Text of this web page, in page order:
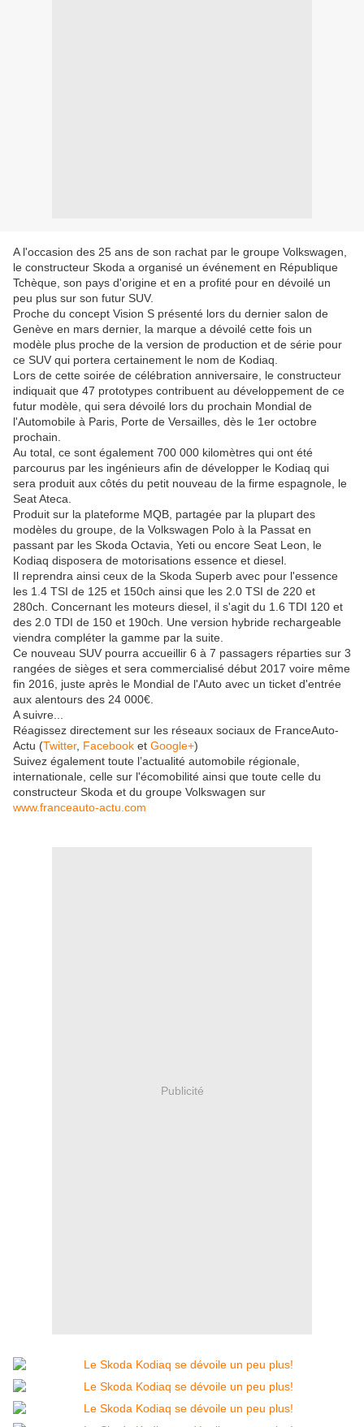
A l'occasion des 25 ans de son rachat par le groupe Volkswagen,
le constructeur Skoda a organisé un événement en République
Tchèque, son pays d'origine et en a profité pour en dévoilé un
peu plus sur son futur SUV.
Proche du concept Vision S présenté lors du dernier salon de
Genève en mars dernier, la marque a dévoilé cette fois un
modèle plus proche de la version de production et de série pour
ce SUV qui portera certainement le nom de Kodiaq.
Lors de cette soirée de célébration anniversaire, le constructeur
indiquait que 47 prototypes contribuent au développement de ce
futur modèle, qui sera dévoilé lors du prochain Mondial de
l'Automobile à Paris, Porte de Versailles, dès le 1er octobre
prochain.
Au total, ce sont également 700 000 kilomètres qui ont été
parcourus par les ingénieurs afin de développer le Kodiaq qui
sera produit aux côtés du petit nouveau de la firme espagnole, le
Seat Ateca.
Produit sur la plateforme MQB, partagée par la plupart des
modèles du groupe, de la Volkswagen Polo à la Passat en
passant par les Skoda Octavia, Yeti ou encore Seat Leon, le
Kodiaq disposera de motorisations essence et diesel.
Il reprendra ainsi ceux de la Skoda Superb avec pour l'essence
les 1.4 TSI de 125 et 150ch ainsi que les 2.0 TSI de 220 et
280ch. Concernant les moteurs diesel, il s'agit du 1.6 TDI 120 et
des 2.0 TDI de 150 et 190ch. Une version hybride rechargeable
viendra compléter la gamme par la suite.
Ce nouveau SUV pourra accueillir 6 à 7 passagers réparties sur 3
rangées de sièges et sera commercialisé début 2017 voire même
fin 2016, juste après le Mondial de l'Auto avec un ticket d'entrée
aux alentours des 24 000€.
A suivre...
Réagissez directement sur les réseaux sociaux de FranceAuto-
Actu (Twitter, Facebook et Google+)
Suivez également toute l’actualité automobile régionale,
internationale, celle sur l'écomobilité ainsi que toute celle du
constructeur Skoda et du groupe Volkswagen sur
www.franceauto-actu.com
Publicité